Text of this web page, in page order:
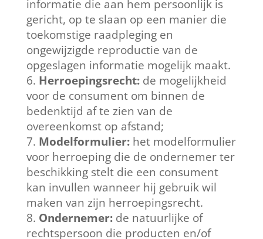
informatie die aan hem persoonlijk is
gericht, op te slaan op een manier die
toekomstige raadpleging en
ongewijzigde reproductie van de
opgeslagen informatie mogelijk maakt.
Herroepingsrecht:de mogelijkheid
voor de consument om binnen de
bedenktijd af te zien van de
overeenkomst op afstand;
Modelformulier:het modelformulier
voor herroeping die de ondernemer ter
beschikking stelt die een consument
kan invullen wanneer hij gebruik wil
maken van zijn herroepingsrecht.
Ondernemer:de natuurlijke of
rechtspersoon die producten en/of